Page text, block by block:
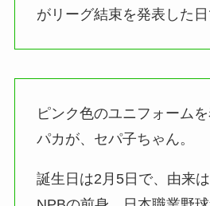
がリーグ結束を発表した日
ピンク色のユニフォーム
パカが、セパ子ちゃん。
誕生日は2月5日で、由来